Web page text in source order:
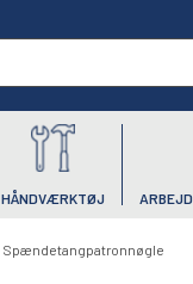
HÅNDVÆRKTØJ
Spændetangpatronnøgle